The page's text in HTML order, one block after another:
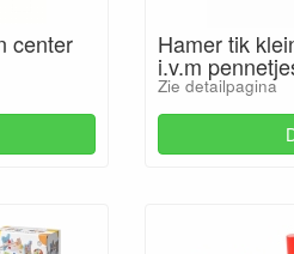
center Hamer tik
i.v.m
Zie detailpagina